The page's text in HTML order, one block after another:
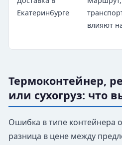
Екатеринбурге
влияют
Термоконтейнер,
или сухогруз: что
Ошибка в типе контейнера
разница в цене между